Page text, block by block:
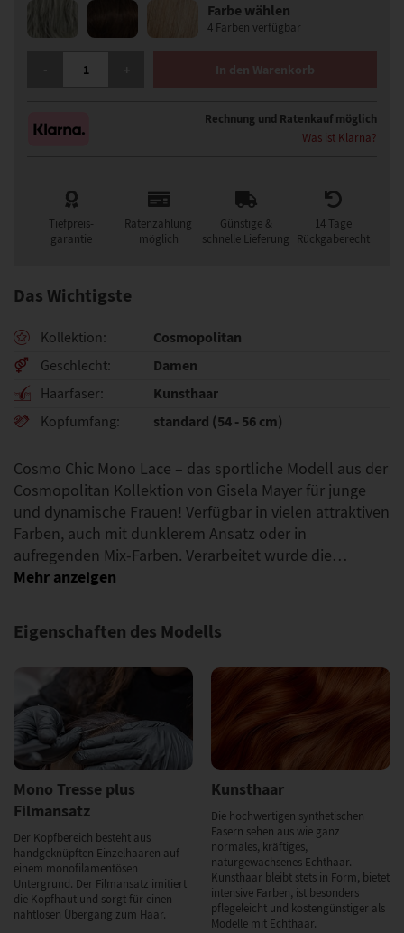
Farbe wählen
4 Farben verfügbar
In den Warenkorb
Rechnung und Ratenkauf möglich
Was ist Klarna?
Tiefpreis-
garantie
Ratenzahlung
möglich
Günstige &
schnelle Lieferung
14 Tage
Rückgaberecht
Das Wichtigste
Kollektion Cosmopolitan
Geschlecht Damen
Haarfaser Kunsthaar
Kopfumfang standard (54 - 56 cm)
Cosmo Chic Mono Lace – das sportliche Modell aus der
Cosmopolitan Kollektion von Gisela Mayer für junge
und dynamische Frauen! Verfügbar in vielen attraktiven
Farben, auch mit dunklerem Ansatz oder in
aufregenden Mix-Farben. Verarbeitet wurde die…
Eigenschaften des Modells
Mono Tresse plus
Filmansatz
Der Kopfbereich besteht aus
handgeknüpften Einzelhaaren auf
einem monofilamentösen
Untergrund. Der Filmansatz imitiert
die Kopfhaut und sorgt für einen
nahtlosen Übergang zum Haar.
Kunsthaar
Die hochwertigen synthetischen
Fasern sehen aus wie ganz
normales, kräftiges,
naturgewachsenes Echthaar.
Kunsthaar bleibt stets in Form, bietet
intensive Farben, ist besonders
pflegeleicht und kostengünstiger als
Modelle mit Echthaar.